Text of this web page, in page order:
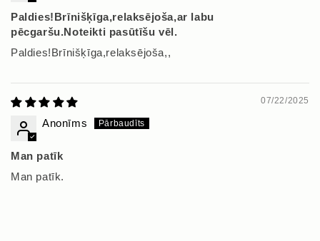
Paldies!Brīnišķīga,relaksējoša,ar labu
pēcgaršu.Noteikti pasūtīšu vēl.
Paldies!Brīnišķīga,relaksējoša,,
07/22/2025
Anonīms
Man patīk
Man patīk.